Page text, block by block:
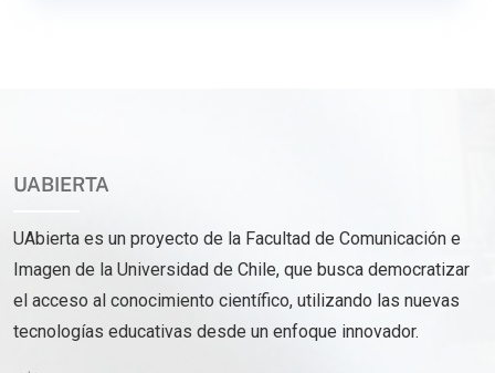
UABIERTA
UAbierta es un proyecto de la Facultad de Comunicación e
Imagen de la Universidad de Chile, que busca democratizar
el acceso al conocimiento científico, utilizando las nuevas
tecnologías educativas desde un enfoque innovador.